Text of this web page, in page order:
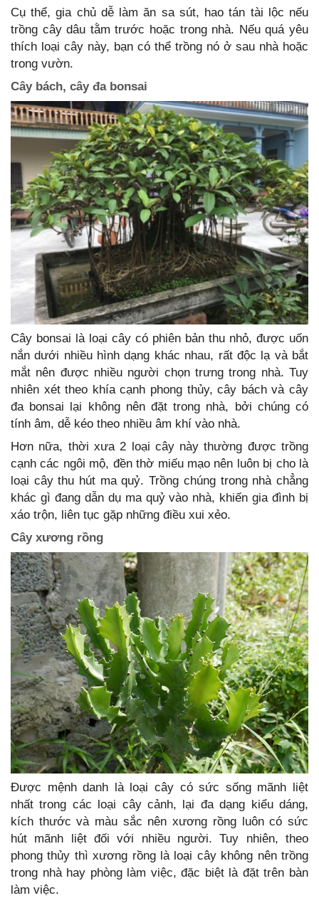
Cụ thể, gia chủ dễ làm ăn sa sút, hao tán tài lộc nếu
trồng cây dâu tằm trước hoặc trong nhà. Nếu quá yêu
thích loại cây này, bạn có thể trồng nó ở sau nhà hoặc
trong vườn.
Cây bách, cây đa bonsai
Cây bonsai là loại cây có phiên bản thu nhỏ, được uốn
nắn dưới nhiều hình dạng khác nhau, rất độc lạ và bắt
mắt nên được nhiều người chọn trưng trong nhà. Tuy
nhiên xét theo khía cạnh phong thủy, cây bách và cây
đa bonsai lại không nên đặt trong nhà, bởi chúng có
tính âm, dễ kéo theo nhiều âm khí vào nhà.
Hơn nữa, thời xưa 2 loại cây này thường được trồng
cạnh các ngôi mộ, đền thờ miếu mạo nên luôn bị cho là
loại cây thu hút ma quỷ. Trồng chúng trong nhà chẳng
khác gì đang dẫn dụ ma quỷ vào nhà, khiến gia đình bị
xáo trộn, liên tục gặp những điều xui xẻo.
Cây xương rồng
Được mệnh danh là loại cây có sức sống mãnh liệt
nhất trong các loại cây cảnh, lại đa dạng kiểu dáng,
kích thước và màu sắc nên xương rồng luôn có sức
hút mãnh liệt đối với nhiều người. Tuy nhiên, theo
phong thủy thì xương rồng là loại cây không nên trồng
trong nhà hay phòng làm việc, đặc biệt là đặt trên bàn
làm việc.